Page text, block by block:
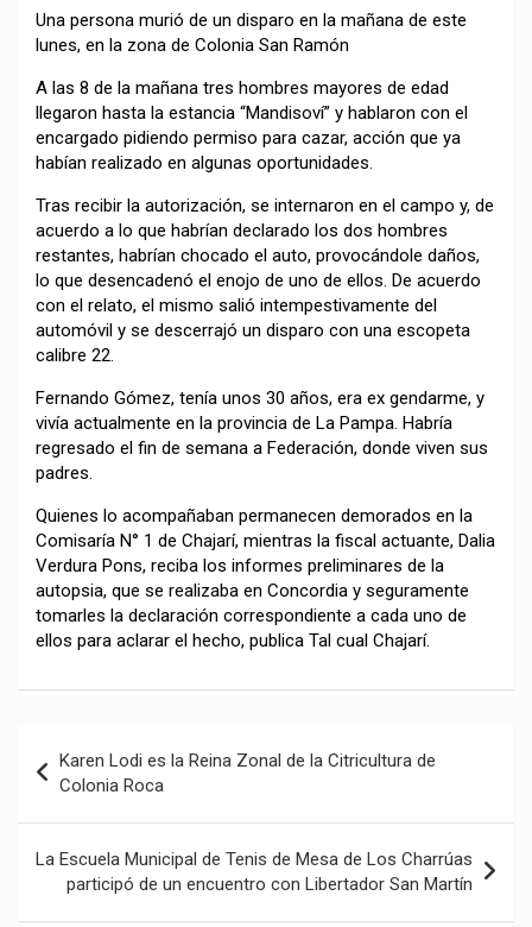
Una persona murió de un disparo en la mañana de este
lunes, en la zona de Colonia San Ramón
A las 8 de la mañana tres hombres mayores de edad
llegaron hasta la estancia “Mandisoví” y hablaron con el
encargado pidiendo permiso para cazar, acción que ya
habían realizado en algunas oportunidades.
Tras recibir la autorización, se internaron en el campo y, de
acuerdo a lo que habrían declarado los dos hombres
restantes, habrían chocado el auto, provocándole daños,
lo que desencadenó el enojo de uno de ellos. De acuerdo
con el relato, el mismo salió intempestivamente del
automóvil y se descerrajó un disparo con una escopeta
calibre 22.
Fernando Gómez, tenía unos 30 años, era ex gendarme, y
vivía actualmente en la provincia de La Pampa. Habría
regresado el fin de semana a Federación, donde viven sus
padres.
Quienes lo acompañaban permanecen demorados en la
Comisaría N° 1 de Chajarí, mientras la fiscal actuante, Dalia
Verdura Pons, reciba los informes preliminares de la
autopsia, que se realizaba en Concordia y seguramente
tomarles la declaración correspondiente a cada uno de
ellos para aclarar el hecho, publica Tal cual Chajarí.
de
entradas
Karen Lodi es la Reina Zonal de la Citricultura de
Colonia Roca
La Escuela Municipal de Tenis de Mesa de Los Charrúas
participó de un encuentro con Libertador San Martín